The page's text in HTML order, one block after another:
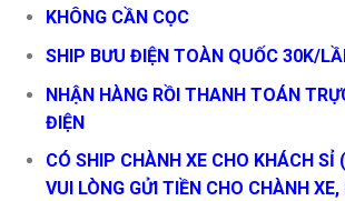
KHÔNG CẦN CỌC
SHIP BƯU ĐIỆN TOÀN QUỐC 30K/
NHẬN HÀNG RỒI THANH TOÁN
ĐIỆN
CÓ SHIP CHÀNH XE CHO KHÁCH SỈ
VUI LÒNG GỬI TIỀN CHO CHÀNH XE,